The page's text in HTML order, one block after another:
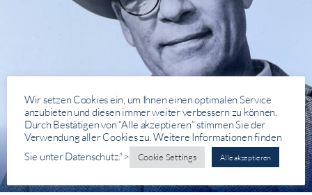
Wir setzen Cookies ein, um Ihnen einen optimalen Service
anzubieten und diesen immer weiter verbessern zu können.
Durch Bestätigen von “Alle akzeptieren” stimmen Sie der
Verwendung aller Cookies zu. Weitere Informationen finden
Sie unter Datenschutz.">
Cookie Settings Alle akzeptieren